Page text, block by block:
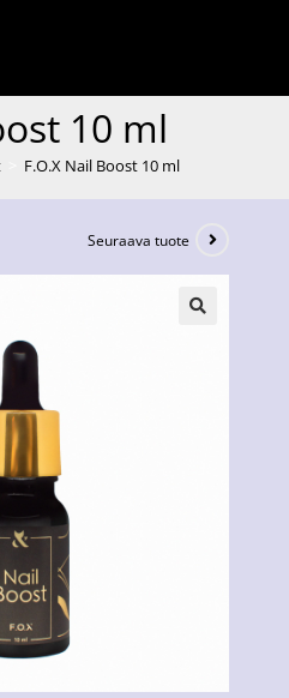
10 ml
F.O.X Nail Boost 10 ml
Seuraava tuote